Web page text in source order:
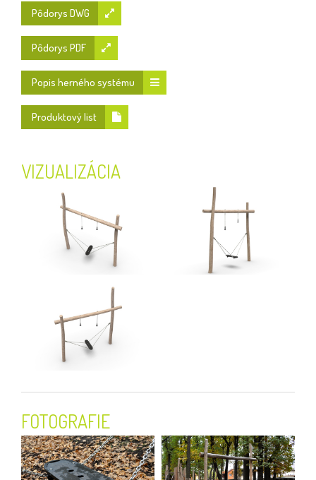
Pôdorys DWG
Pôdorys PDF
Popis herného systému
Produktový list
VIZUALIZÁCIA
FOTOGRAFIE